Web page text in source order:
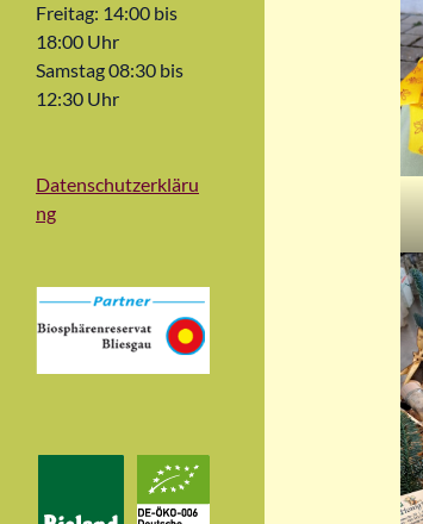
Freitag: 14:00 bis
18:00 Uhr
Samstag 08:30 bis
12:30 Uhr
Datenschutzerkläru
ng